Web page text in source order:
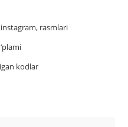
rasmlari
kodlar